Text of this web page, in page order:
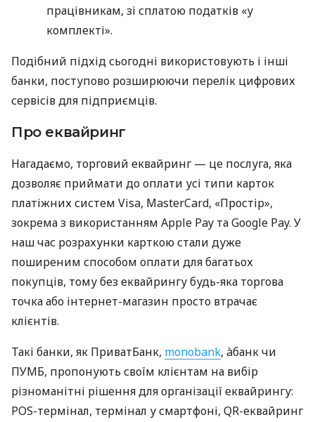
працівникам, зі сплатою податків «у
комплекті».
Подібний підхід сьогодні використовують і інші
банки, поступово розширюючи перелік цифрових
сервісів для підприємців.
Про еквайринг
Нагадаємо, торговий еквайринг — це послуга, яка
дозволяє приймати до оплати усі типи карток
платіжних систем Visa, MasterCard, «Простір»,
зокрема з використанням Apple Pay та Google Pay. У
наш час розрахунки карткою стали дуже
поширеним способом оплати для багатьох
покупців, тому без еквайрингу будь-яка торгова
точка або інтернет-магазин просто втрачає
клієнтів.
Такі банки, як ПриватБанк, monobank, àбанк чи
ПУМБ, пропонують своїм клієнтам на вибір
різноманітні рішення для організації еквайрингу:
POS-термінал, термінал у смартфоні, QR-еквайринг